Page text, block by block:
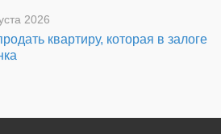
2026
квартиру, которая в залоге